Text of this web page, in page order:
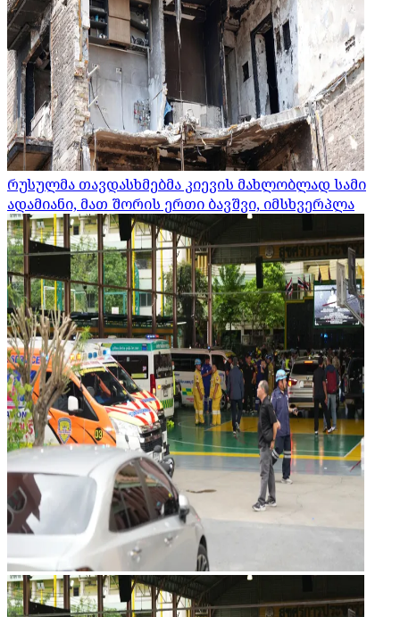
რუსულმა თავდასხმებმა კიევის მახლობლად სამი
ადამიანი, მათ შორის ერთი ბავშვი, იმსხვერპლა